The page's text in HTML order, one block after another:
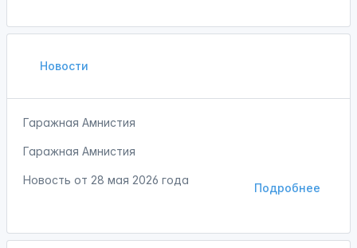
Новости
Гаражная Амнистия
Гаражная Амнистия
Подробнее
Новость от 28 мая 2026 года